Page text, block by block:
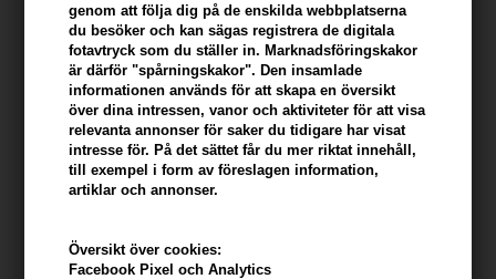
genom att följa dig på de enskilda webbplatserna
du besöker och kan sägas registrera de digitala
fotavtryck som du ställer in. Marknadsföringskakor
är därför "spårningskakor". Den insamlade
informationen används för att skapa en översikt
över dina intressen, vanor och aktiviteter för att visa
relevanta annonser för saker du tidigare har visat
intresse för. På det sättet får du mer riktat innehåll,
till exempel i form av föreslagen information,
artiklar och annonser.
Översikt över cookies:
Facebook Pixel och Analytics
Paul Mitchell Color Care Color
Protect Shampoo 300ml
Paul Mitchell Express Dry Dry
Wash 252 ml